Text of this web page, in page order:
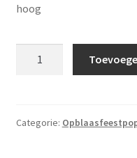
hoog
Categorie: